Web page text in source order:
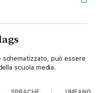
schematizzato, può essere
scuola media.